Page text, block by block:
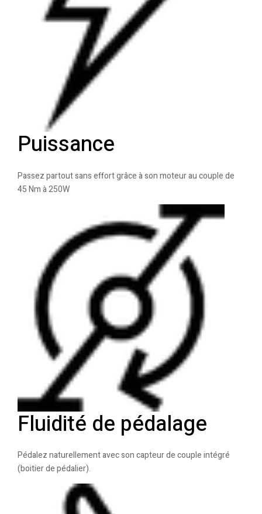
Puissance
Passez partout sans effort grâce à son moteur au couple de
45 Nm à 250W
Fluidité de pédalage
Pédalez naturellement avec son capteur de couple intégré
(boitier de pédalier).